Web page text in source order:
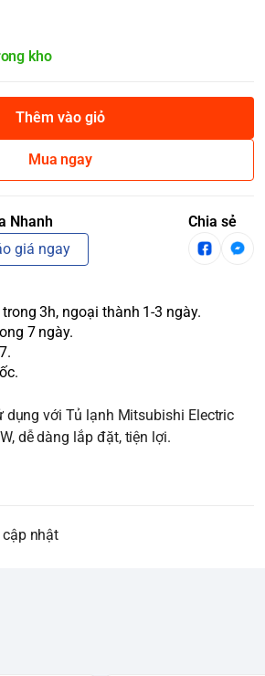
kho
Thêm vào giỏ
Mua ngay
Nhanh
giá ngay
Chia sẻ
3h, ngoại thành 1-3 ngày.
7 ngày.
dụng với Tủ lạnh Mitsubishi Electric
dễ dàng lắp đặt, tiện lợi.
nhật